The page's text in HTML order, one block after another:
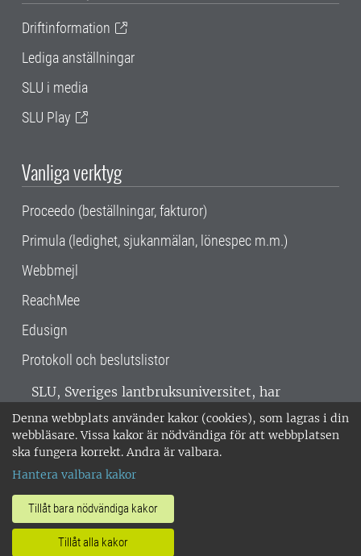
Denna webbplats använder kakor (cookies), som lagras i din
webbläsare. Vissa kakor är nödvändiga för att webbplatsen
ska fungera korrekt. Andra är valbara.
Hantera valbara kakor
Tillåt bara nödvändiga kakor
Tillåt alla kakor
Driftinformation
Lediga anställningar
SLU i media
SLU Play
Vanliga verktyg
Proceedo (beställningar, fakturor)
Primula (ledighet, sjukanmälan, lönespec m.m.)
Webbmejl
ReachMee
Edusign
Protokoll och beslutslistor
SLU, Sveriges lantbruksuniversitet, har
verksamhet över hela Sverige. Huvudorter är
Alnarp, Uppsala och Umeå.SLU är
miljöcertifierat enligt ISO 14001. •
018-67 10 00 • Org nr: 202100-2817 •
Om SLU:s webbplatser
•Hantera kakor•Behandling av
personuppgifter